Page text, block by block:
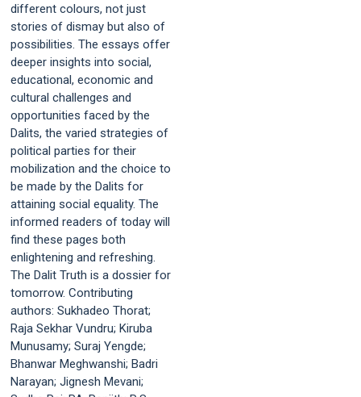
different colours, not just
stories of dismay but also of
possibilities. The essays offer
deeper insights into social,
educational, economic and
cultural challenges and
opportunities faced by the
Dalits, the varied strategies of
political parties for their
mobilization and the choice to
be made by the Dalits for
attaining social equality. The
informed readers of today will
find these pages both
enlightening and refreshing.
The Dalit Truth is a dossier for
tomorrow. Contributing
authors: Sukhadeo Thorat;
Raja Sekhar Vundru; Kiruba
Munusamy; Suraj Yengde;
Bhanwar Meghwanshi; Badri
Narayan; Jignesh Mevani;